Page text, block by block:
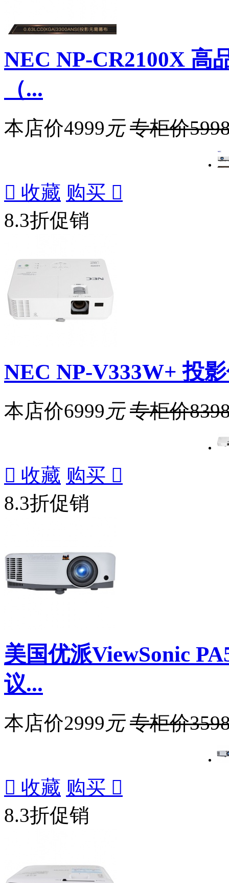
NEC NP-CR2100X 高
（...
本店价4999 元 专柜价
 收藏 购买 
8.3折促销
NEC NP-V333W+ 投
本店价6999 元 专柜价
 收藏 购买 
8.3折促销
美国优派ViewSonic
议...
本店价2999 元 专柜价
 收藏 购买 
8.3折促销